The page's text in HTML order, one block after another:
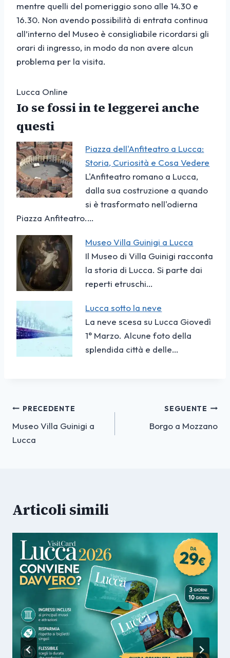
mentre quelli del pomeriggio sono alle 14.30 e
16.30. Non avendo possibilità di entrata continua
all’interno del Museo è consigliabile ricordarsi gli
orari di ingresso, in modo da non avere alcun
problema per la visita.
Lucca Online
Io se fossi in te leggerei anche
questi
Piazza dell'Anfiteatro a Lucca:
Storia, Curiosità e Cosa Vedere
L'Anfiteatro romano a Lucca,
dalla sua costruzione a quando
si è trasformato nell'odierna
Piazza Anfiteatro.…
Museo Villa Guinigi a Lucca
Il Museo di Villa Guinigi racconta
la storia di Lucca. Si parte dai
reperti etruschi…
Lucca sotto la neve
La neve scesa su Lucca Giovedì
1° Marzo. Alcune foto della
splendida città e delle…
Navigazione
articoli
PRECEDENTE
Museo Villa Guinigi a
Lucca
SEGUENTE
Borgo a Mozzano
Articoli simili